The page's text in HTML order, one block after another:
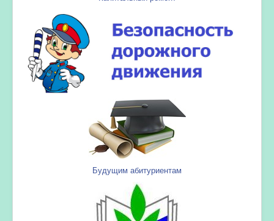
Будущим абитуриентам